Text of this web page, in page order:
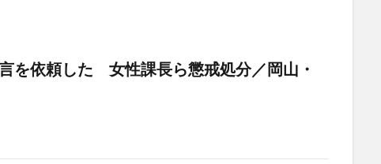
を依頼した 女性課長ら懲戒処分／岡山・